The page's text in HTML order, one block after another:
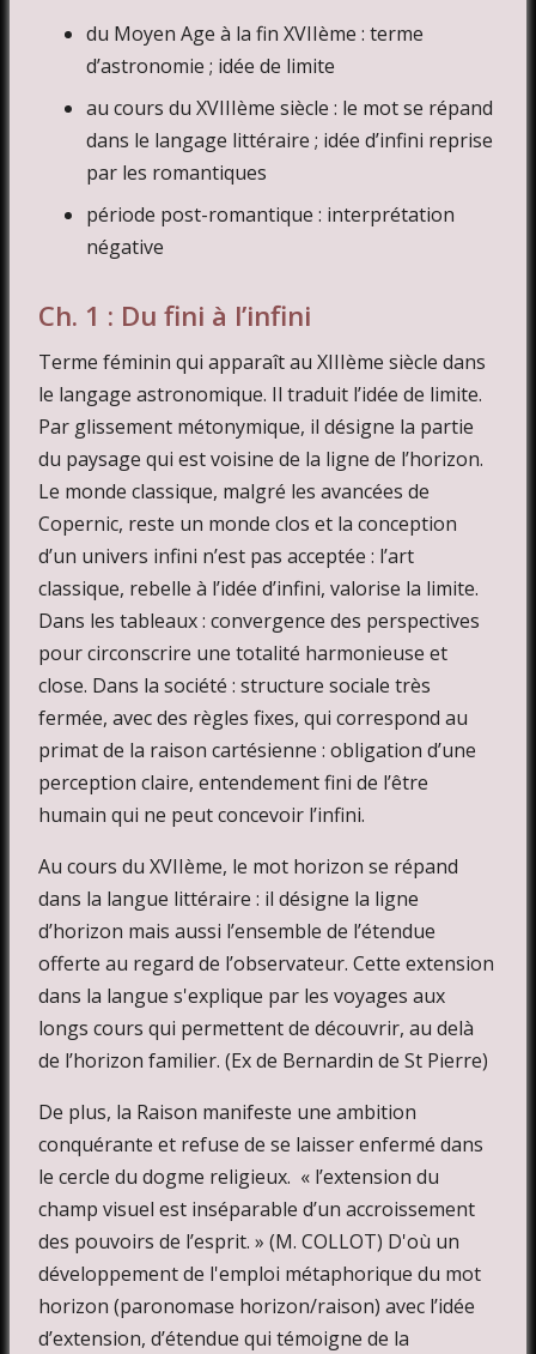
du Moyen Age à la fin XVIIème : terme
d’astronomie ; idée de limite
au cours du XVIIIème siècle : le mot se répand
dans le langage littéraire ; idée d’infini reprise
par les romantiques
période post-romantique : interprétation
négative
Ch. 1 : Du fini à l’infini
Terme féminin qui apparaît au XIIIème siècle dans
le langage astronomique. Il traduit l’idée de limite.
Par glissement métonymique, il désigne la partie
du paysage qui est voisine de la ligne de l’horizon.
Le monde classique, malgré les avancées de
Copernic, reste un monde clos et la conception
d’un univers infini n’est pas acceptée : l’art
classique, rebelle à l’idée d’infini, valorise la limite.
Dans les tableaux : convergence des perspectives
pour circonscrire une totalité harmonieuse et
close. Dans la société : structure sociale très
fermée, avec des règles fixes, qui correspond au
primat de la raison cartésienne : obligation d’une
perception claire, entendement fini de l’être
humain qui ne peut concevoir l’infini.
Au cours du XVIIème, le mot horizon se répand
dans la langue littéraire : il désigne la ligne
d’horizon mais aussi l’ensemble de l’étendue
offerte au regard de l’observateur. Cette extension
dans la langue s'explique par les voyages aux
longs cours qui permettent de découvrir, au delà
de l’horizon familier. (Ex de Bernardin de St Pierre)
De plus, la Raison manifeste une ambition
conquérante et refuse de se laisser enfermé dans
le cercle du dogme religieux. « l’extension du
champ visuel est inséparable d’un accroissement
des pouvoirs de l’esprit. » (M. COLLOT) D'où un
développement de l'emploi métaphorique du mot
horizon (paronomase horizon/raison) avec l’idée
d’extension, d’étendue qui témoigne de la